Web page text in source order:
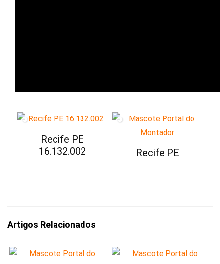
Recife PE
16.132.002
Recife PE
Artigos Relacionados